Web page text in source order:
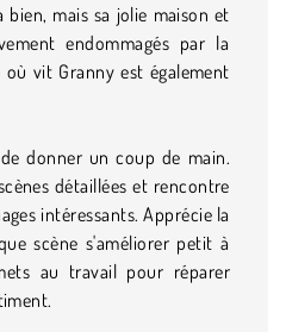
bien, mais sa jolie maison et
endommagés par la
vit Granny est également
donner un coup de main.
détaillées et rencontre
intéressants. Apprécie la
scène s'améliorer petit à
au travail pour réparer